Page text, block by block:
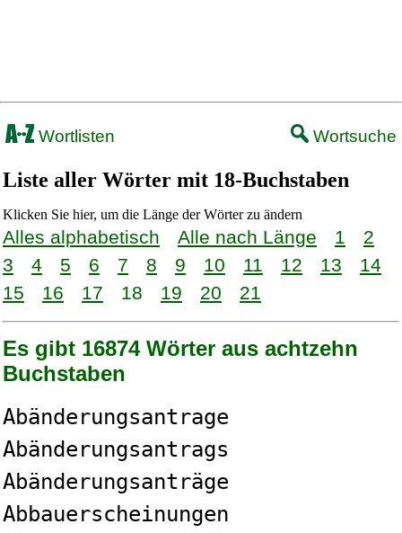
Wortlisten Wortsuche
Liste aller Wörter mit 18-Buchstaben
Klicken Sie hier, um die Länge der Wörter zu ändern
Alles alphabetisch Alle nach Länge 1
2
3
4 5 6 7 8 9 10 11 12 13
14
15
16 17 18 19 20 21
Es gibt 16874 Wörter aus achtzehn
Buchstaben
Abänderungsantrage
Abänderungsantrags
Abänderungsanträge
Abbauerscheinungen